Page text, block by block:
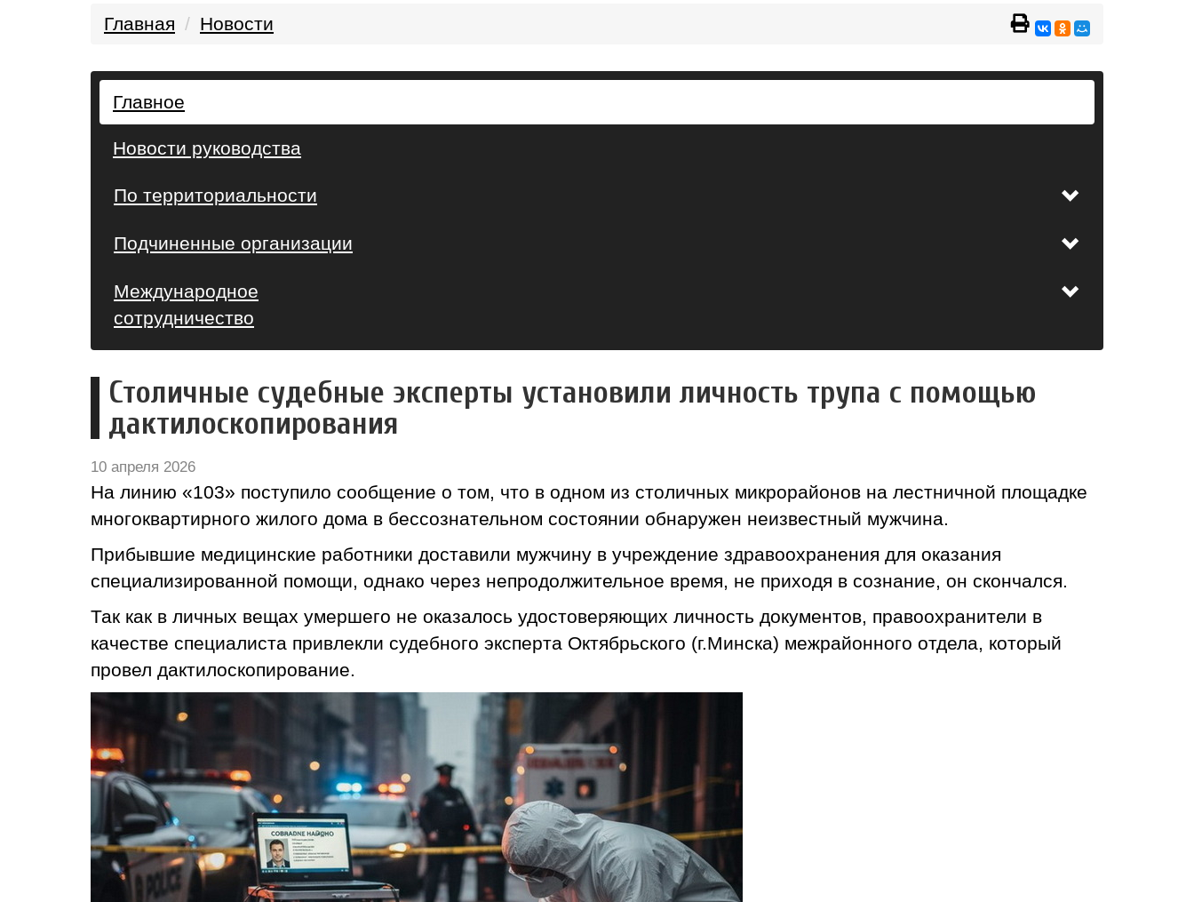
Главная Новости
Главное
Новости руководства
По территориальности
Подчиненные организации
Международное
сотрудничество
Столичные судебные эксперты установили личность трупа с помощью
дактилоскопирования
10 апреля 2026
На линию «103» поступило сообщение о том, что в одном из столичных микрорайонов на лестничной площадке
многоквартирного жилого дома в бессознательном состоянии обнаружен неизвестный мужчина.
Прибывшие медицинские работники доставили мужчину в учреждение здравоохранения для оказания
специализированной помощи, однако через непродолжительное время, не приходя в сознание, он скончался.
Так как в личных вещах умершего не оказалось удостоверяющих личность документов, правоохранители в
качестве специалиста привлекли судебного эксперта Октябрьского (г.Минска) межрайонного отдела, который
провел дактилоскопирование.